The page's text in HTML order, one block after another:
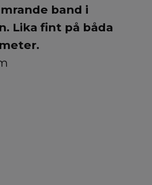
band i
Lika fint på båda